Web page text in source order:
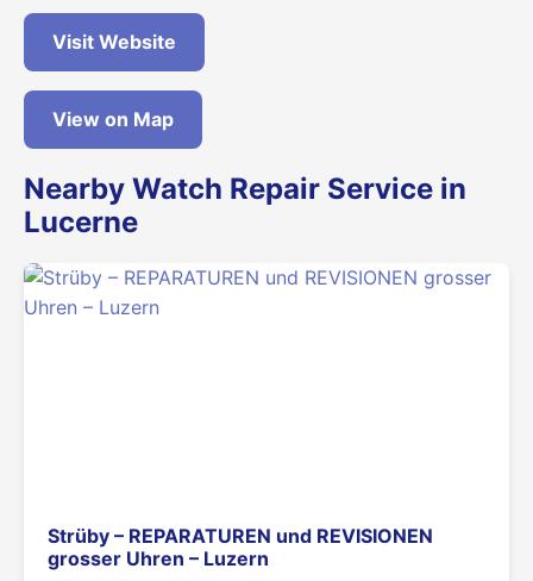
Visit Website
View on Map
Nearby Watch Repair Service in
Lucerne
Strüby – REPARATUREN und REVISIONEN
grosser Uhren – Luzern